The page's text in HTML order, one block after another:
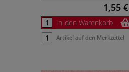
1,55 €
In den Warenkorb
Artikel auf den Merkzettel